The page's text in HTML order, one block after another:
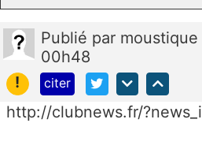
Publié par moustique
00h48
!
citer
http://clubnews.fr/